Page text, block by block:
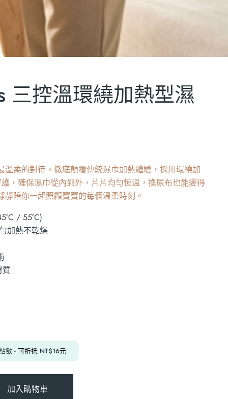
三控溫環繞加熱型濕
溫柔的對待。徹底顛覆傳統濕巾加熱體驗，採用環繞加
，確保濕巾從內到外，片片均勻恆溫，換尿布也能變得
靜陪你一起照顧寶寶的每個溫柔時刻。
/ 55°C)
加熱不乾燥
質
數- 可折抵 NT$16元
加入購物車